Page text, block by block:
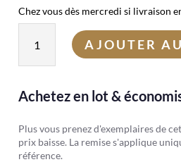
Chez vous dès mercredi si livraison
Galet
stress
rose
AJOUTER
Achetez en lot &
Plus vous prenez d'exemplaires de
prix baisse. La remise s'applique
référence.